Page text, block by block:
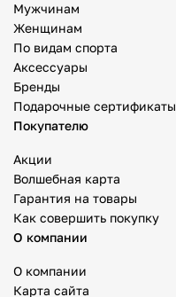
Мужчинам
Женщинам
По видам спорта
Аксессуары
Бренды
Подарочные сертификаты
Покупателю
Акции
Волшебная карта
Гарантия на товары
Как совершить покупку
О компании
О компании
Карта сайта